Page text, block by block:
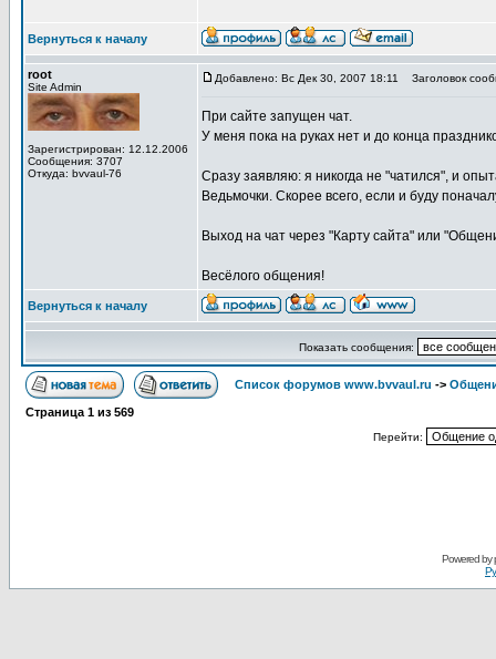
Вернуться к началу
root
Site Admin
Зарегистрирован: 12.12.2006
Сообщения: 3707
Откуда: bvvaul-76
Добавлено: Вс Дек 30, 2007 18:11 Заголовок
При сайте запущен чат.
У меня пока на руках нет и до конца
Сразу заявляю: я никогда не "чатился", и
Ведьмочки. Скорее всего, если и буду
Выход на чат через "Карту сайта" или
Весёлого общения!
Вернуться к началу
Показать сообщения:
Список форумов www.bvvaul.ru ->
Страница 1 из 569
Перейти:
Powered by